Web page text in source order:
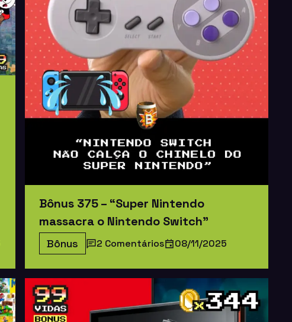
Bônus 375 – “Super Nintendo
massacra o Nintendo Switch”
Bônus 2 Comentários 08/11/2025